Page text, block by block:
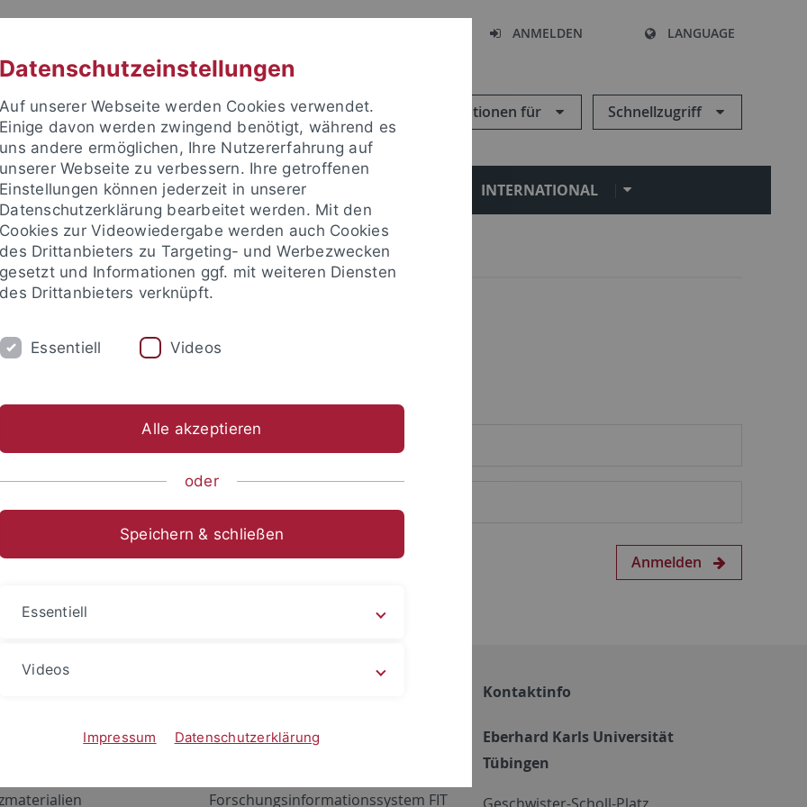
ANMELDEN LANGUAGE
Informationen für Schnellzugriff
FORSCHUNG EINRICHTUNGEN INTERNATIONAL
um sich anzumelden:
Anmelden
Netzwerk
ALMA
Forschungsinformationssystem FIT
Kontaktinfo
Eberhard Karls Universität
Tübingen
Datenschutzeinstellungen
Auf unserer Webseite werden Cookies verwendet.
Einige davon werden zwingend benötigt, während es
uns andere ermöglichen, Ihre Nutzererfahrung auf
unserer Webseite zu verbessern. Ihre getroffenen
Einstellungen können jederzeit in unserer
Datenschutzerklärung bearbeitet werden. Mit den
Cookies zur Videowiedergabe werden auch Cookies
des Drittanbieters zu Targeting- und Werbezwecken
gesetzt und Informationen ggf. mit weiteren Diensten
des Drittanbieters verknüpft.
Essentiell Videos
Alle akzeptieren
oder
Speichern & schließen
Essentiell
Videos
Impressum Datenschutzerklärung